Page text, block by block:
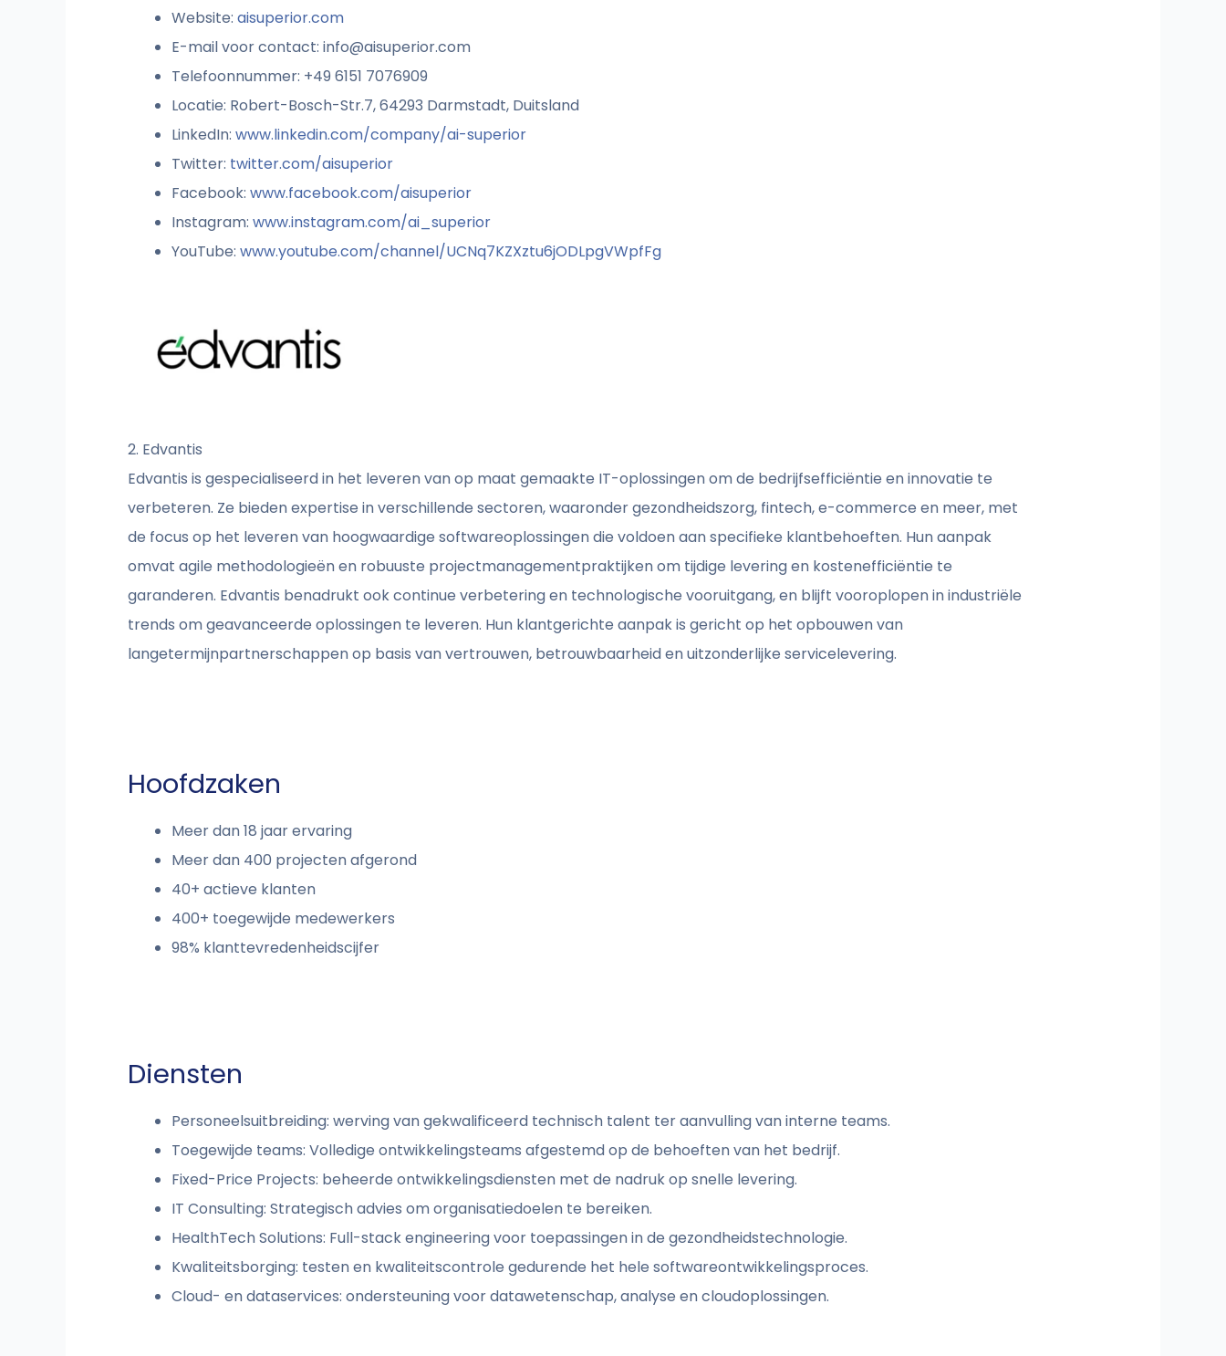
Website: aisuperior.com
E-mail voor contact: info@aisuperior.com
Telefoonnummer: +49 6151 7076909
Locatie: Robert-Bosch-Str.7, 64293 Darmstadt, Duitsland
LinkedIn: www.linkedin.com/company/ai-superior
Twitter: twitter.com/aisuperior
Facebook: www.facebook.com/aisuperior
Instagram: www.instagram.com/ai_superior
YouTube: www.youtube.com/channel/UCNq7KZXztu6jODLpgVWpfFg
2. Edvantis
Edvantis is gespecialiseerd in het leveren van op maat gemaakte IT-oplossingen om de bedrijfsefficiëntie en innovatie te
verbeteren. Ze bieden expertise in verschillende sectoren, waaronder gezondheidszorg, fintech, e-commerce en meer, met
de focus op het leveren van hoogwaardige softwareoplossingen die voldoen aan specifieke klantbehoeften. Hun aanpak
omvat agile methodologieën en robuuste projectmanagementpraktijken om tijdige levering en kostenefficiëntie te
garanderen. Edvantis benadrukt ook continue verbetering en technologische vooruitgang, en blijft vooroplopen in industriële
trends om geavanceerde oplossingen te leveren. Hun klantgerichte aanpak is gericht op het opbouwen van
langetermijnpartnerschappen op basis van vertrouwen, betrouwbaarheid en uitzonderlijke servicelevering.
Hoofdzaken
Meer dan 18 jaar ervaring
Meer dan 400 projecten afgerond
40+ actieve klanten
400+ toegewijde medewerkers
98% klanttevredenheidscijfer
Diensten
Personeelsuitbreiding: werving van gekwalificeerd technisch talent ter aanvulling van interne teams.
Toegewijde teams: Volledige ontwikkelingsteams afgestemd op de behoeften van het bedrijf.
Fixed-Price Projects: beheerde ontwikkelingsdiensten met de nadruk op snelle levering.
IT Consulting: Strategisch advies om organisatiedoelen te bereiken.
HealthTech Solutions: Full-stack engineering voor toepassingen in de gezondheidstechnologie.
Kwaliteitsborging: testen en kwaliteitscontrole gedurende het hele softwareontwikkelingsproces.
Cloud- en dataservices: ondersteuning voor datawetenschap, analyse en cloudoplossingen.